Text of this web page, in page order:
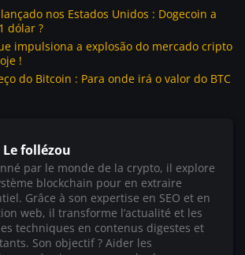
lançado nos Estados Unidos : Dogecoin a
dólar ?
impulsiona a explosão do mercado cripto
!
do Bitcoin : Para onde irá o valor do BTC
Le follézou
par le monde de la crypto, il explore
blockchain pour en extraire
Grâce à son expertise en SEO et en
web, il transforme l’actualité et les
techniques en contenus digestes et
Son objectif ? Aider les